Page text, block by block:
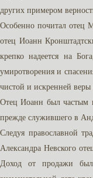
других примером
Особенно почитал отец
отец Иоанн
крепко надеется на
умиротворения и
чистой и искренней
Отец Иоанн был частым
прежде служившего в
Следуя православной
Александра Невского
Доход от продажи был